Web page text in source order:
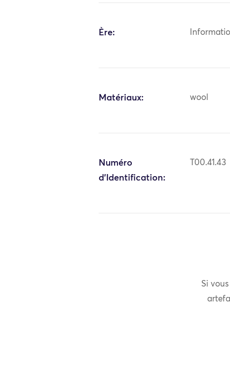
Ère:
Matériaux: wool
Numéro
d'Identification:
T00.41.43
Si